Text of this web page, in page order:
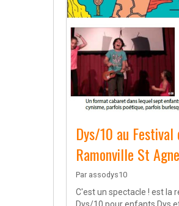
Dys/10 au Festival
Ramonville St Agne
Par assodys10
C'est un spectacle ! est la
Dys/10 pour enfants Dys